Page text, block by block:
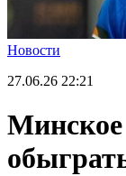
Новости
27.06.26 22:21
Минское